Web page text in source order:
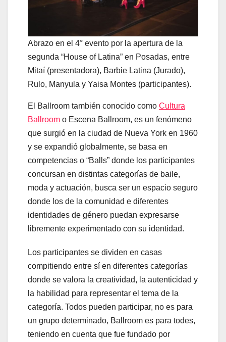
Abrazo en el 4° evento por la apertura de la
segunda “House of Latina” en Posadas, entre
Mitaí (presentadora), Barbie Latina (Jurado),
Rulo, Manyula y Yaisa Montes (participantes).
El Ballroom también conocido como Cultura
Ballroom o Escena Ballroom, es un fenómeno
que surgió en la ciudad de Nueva York en 1960
y se expandió globalmente, se basa en
competencias o “Balls” donde los participantes
concursan en distintas categorías de baile,
moda y actuación, busca ser un espacio seguro
donde los de la comunidad e diferentes
identidades de género puedan expresarse
libremente experimentado con su identidad.
Los participantes se dividen en casas
compitiendo entre sí en diferentes categorías
donde se valora la creatividad, la autenticidad y
la habilidad para representar el tema de la
categoría. Todos pueden participar, no es para
un grupo determinado, Ballroom es para todes,
teniendo en cuenta que fue fundado por